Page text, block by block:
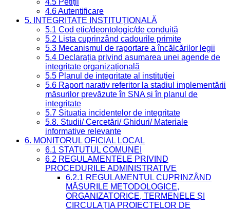
4.5 Petiții
4.6 Autentificare
5. INTEGRITATE INSTITUȚIONALĂ
5.1 Cod etic/deontologic/de conduită
5.2 Lista cuprinzând cadourile primite
5.3 Mecanismul de raportare a încălcărilor legii
5.4 Declarația privind asumarea unei agende de
integritate organizațională
5.5 Planul de integritate al instituției
5.6 Raport narativ referitor la stadiul implementării
măsurilor prevăzute în SNA și în planul de
integritate
5.7 Situația incidentelor de integritate
5.8. Studii/ Cercetări/ Ghiduri/ Materiale
informative relevante
6. MONITORUL OFICIAL LOCAL
6.1 STATUTUL COMUNEI
6.2 REGULAMENTELE PRIVIND
PROCEDURILE ADMINISTRATIVE
6.2.1 REGULAMENTUL CUPRINZÂND
MĂSURILE METODOLOGICE,
ORGANIZATORICE, TERMENELE ȘI
CIRCULAȚIA PROIECTELOR DE